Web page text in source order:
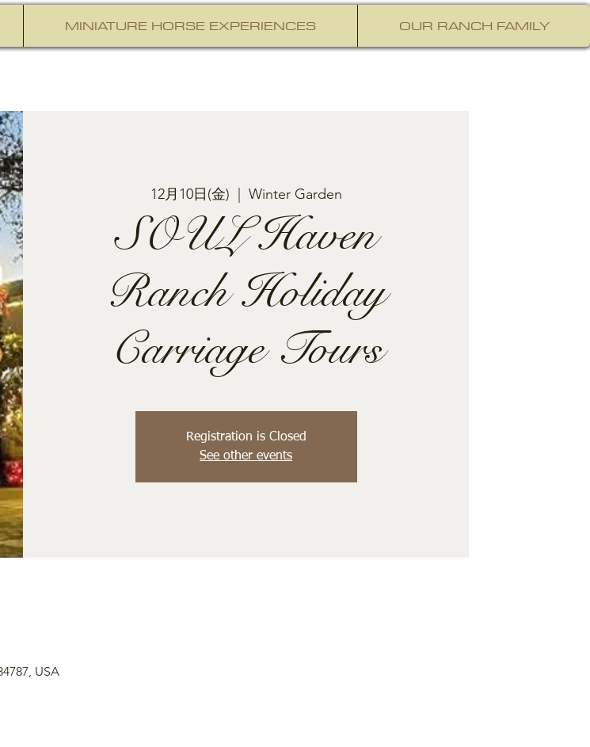
MINIATURE HORSE EXPERIENCES OUR RANCH FAMILY
12月10日(金) Winter Garden
SOUL Haven
Ranch Holiday
Carriage Tours
Registration is Closed
See other events
USA